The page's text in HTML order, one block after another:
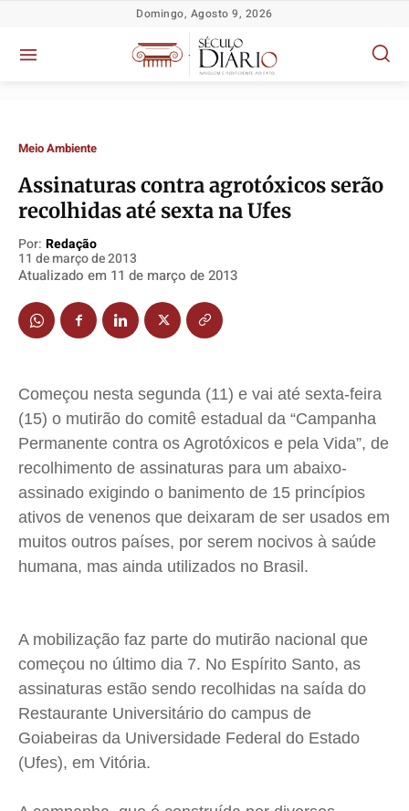
Política
TV Século
Educação
Saúde
Cidades
Cultura
Colunas
Caetano Roque
Wanda Sily
Publicidade Legal
Anuncie
Política
TV Século
Educação
Saúde
Cidades
Cultura
Colunas
Caetano Roque
Wanda Sily
Publicidade Legal
Anuncie
Política
TV Século
Educação
Saúde
Cidades
Cultura
Colunas
Caetano Roque
Wanda Sily
Publicidade Legal
Anuncie
Política
TV Século
Educação
Saúde
Cidades
Cultura
Colunas
Caetano Roque
Wanda Sily
Publicidade Legal
Anuncie
Domingo, Agosto 9, 2026
Meio Ambiente
Assinaturas contra agrotóxicos serão
recolhidas até sexta na Ufes
Por: Redação
11 de março de 2013
Atualizado em 11 de março de 2013
Começou nesta segunda (11) e vai até sexta-feira
(15) o mutirão do comitê estadual da “Campanha
Permanente contra os Agrotóxicos e pela Vida”, de
recolhimento de assinaturas para um abaixo-
assinado exigindo o banimento de 15 princípios
ativos de venenos que deixaram de ser usados em
muitos outros países, por serem nocivos à saúde
humana, mas ainda utilizados no Brasil.
A mobilização faz parte do mutirão nacional que
começou no último dia 7. No Espírito Santo, as
assinaturas estão sendo recolhidas na saída do
Restaurante Universitário do campus de
Goiabeiras da Universidade Federal do Estado
(Ufes), em Vitória.